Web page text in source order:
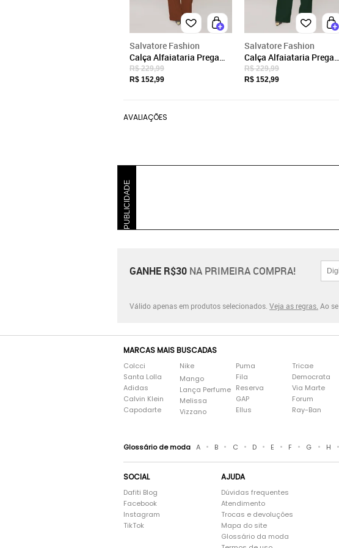
Salvatore Fashion
Calça Alfaiataria Prega
Frontal Salvatore laranja
R$ 229,99
R$ 152,99
Salvatore Fashion
Calça Alfaiataria Prega
Frontal Salvatore Verde
R$ 229,99
R$ 152,99
AVALIAÇÕES
PUBLICIDADE
GANHE R$30 NA PRIMEIRA COMPRA!
Válido apenas em produtos selecionados. Veja as regras. Ao
MARCAS MAIS BUSCADAS
Colcci
Santa Lolla
Adidas
Calvin Klein
Capodarte
Nike
Mango
Lança Perfume
Melissa
Vizzano
Puma
Fila
Reserva
GAP
Ellus
Tricae
Democrata
Via Marte
Forum
Ray-Ban
Glossário de moda A • B • C • D • E • F • G • H •
SOCIAL
Dafiti Blog
Facebook
Instagram
TikTok
AJUDA
Dúvidas frequentes
Atendimento
Trocas e devoluções
Mapa do site
Glossário da moda